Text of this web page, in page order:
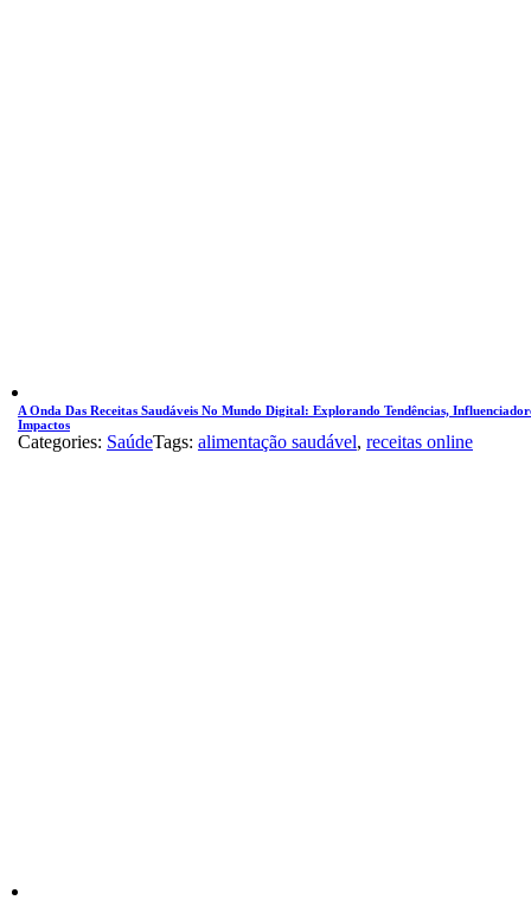
A Onda Das Receitas Saudáveis No Mundo Digital: Explorando Tendências,
Impactos
Categories: SaúdeTags: alimentação saudável, receitas online